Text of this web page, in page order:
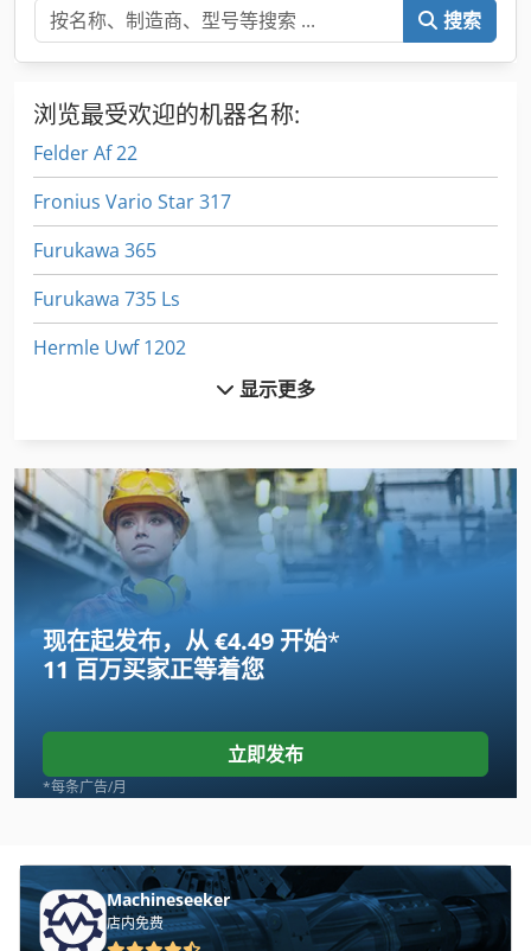
搜索
浏览最受欢迎的机器名称:
Felder Af 22
Fronius Vario Star 317
Furukawa 365
Furukawa 735 Ls
Hermle Uwf 1202
Hitachi Zx 120
Holzkraft Rla 160
Homag
Homag Bmg 511
Homag Kal 210
Horizon Spf 10
Hsm V Press 605
Makino Snc 64
Profiline 140
显示更多
现在起发布，从 €4.49 开始*
11 百万买家正等着您
立即发布
*每条广告/月
Machineseeker
店内免费